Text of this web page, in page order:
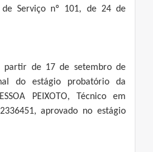
Serviço nº 101, de 24 de
partir de 17 de setembro de
do estágio probatório da
PEIXOTO, Técnico em
aprovado no estágio